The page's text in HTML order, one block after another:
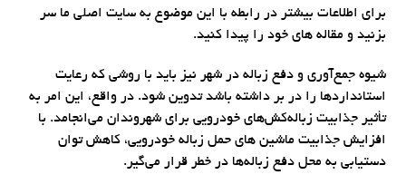
برای اطلاعات بیشتر در رابطه با این موضوع به سایت اصلی ما سر
بزنید و مقاله های خود را پیدا کنید.
شیوه جمع‌آوری و دفع زباله در شهر نیز باید با روشی که رعایت
استانداردها را در بر داشته باشد تدوین شود. در واقع، این امر به
تأثیر جذابیت زباله‌کش‌های خودرویی برای شهروندان می‌انجامد. با
افزایش جذابیت ماشین های حمل زباله خودرویی، کاهش توان
دستیابی به محل دفع زباله‌ها در خطر قرار می‌گیر.